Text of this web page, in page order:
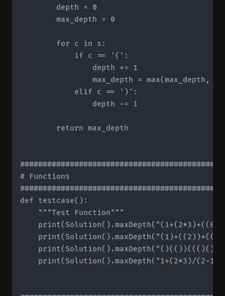
        depth = 0
        max_depth = 0
        for c in s:
            if c == '(':
                depth += 1
max_depth = max(max_depth,
            elif c == ')':
                depth -= 1
        return max_depth
# Functions
def testcase():
    """Test Function"""
print(Solution().maxDepth("1+(2*3)/(2-